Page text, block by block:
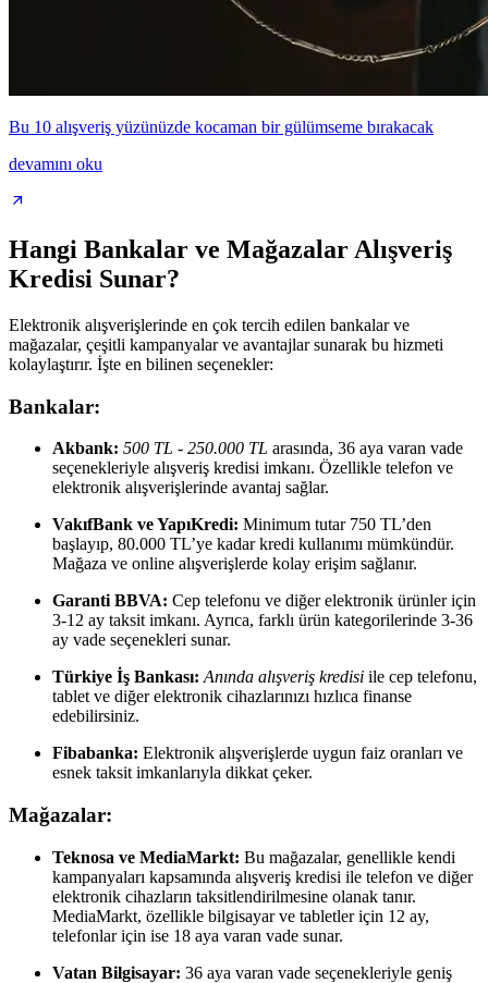
Bu 10 alışveriş yüzünüzde kocaman bir gülümseme bırakacak
devamını oku
Hangi Bankalar ve Mağazalar Alışveriş
Kredisi Sunar?
Elektronik alışverişlerinde en çok tercih edilen bankalar ve
mağazalar, çeşitli kampanyalar ve avantajlar sunarak bu hizmeti
kolaylaştırır. İşte en bilinen seçenekler:
Bankalar:
Akbank: 500 TL - 250.000 TL arasında, 36 aya varan vade
seçenekleriyle alışveriş kredisi imkanı. Özellikle telefon ve
elektronik alışverişlerinde avantaj sağlar.
VakıfBank ve YapıKredi: Minimum tutar 750 TL’den
başlayıp, 80.000 TL’ye kadar kredi kullanımı mümkündür.
Mağaza ve online alışverişlerde kolay erişim sağlanır.
Garanti BBVA: Cep telefonu ve diğer elektronik ürünler için
3-12 ay taksit imkanı. Ayrıca, farklı ürün kategorilerinde 3-36
ay vade seçenekleri sunar.
Türkiye İş Bankası: Anında alışveriş kredisi ile cep telefonu,
tablet ve diğer elektronik cihazlarınızı hızlıca finanse
edebilirsiniz.
Fibabanka: Elektronik alışverişlerde uygun faiz oranları ve
esnek taksit imkanlarıyla dikkat çeker.
Mağazalar:
Teknosa ve MediaMarkt: Bu mağazalar, genellikle kendi
kampanyaları kapsamında alışveriş kredisi ile telefon ve diğer
elektronik cihazların taksitlendirilmesine olanak tanır.
MediaMarkt, özellikle bilgisayar ve tabletler için 12 ay,
telefonlar için ise 18 aya varan vade sunar.
Vatan Bilgisayar: 36 aya varan vade seçenekleriyle geniş